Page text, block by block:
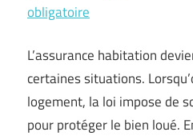
obligatoire
L’assurance habitation
certaines situations.
logement, la loi impose de
pour protéger le bien loué.